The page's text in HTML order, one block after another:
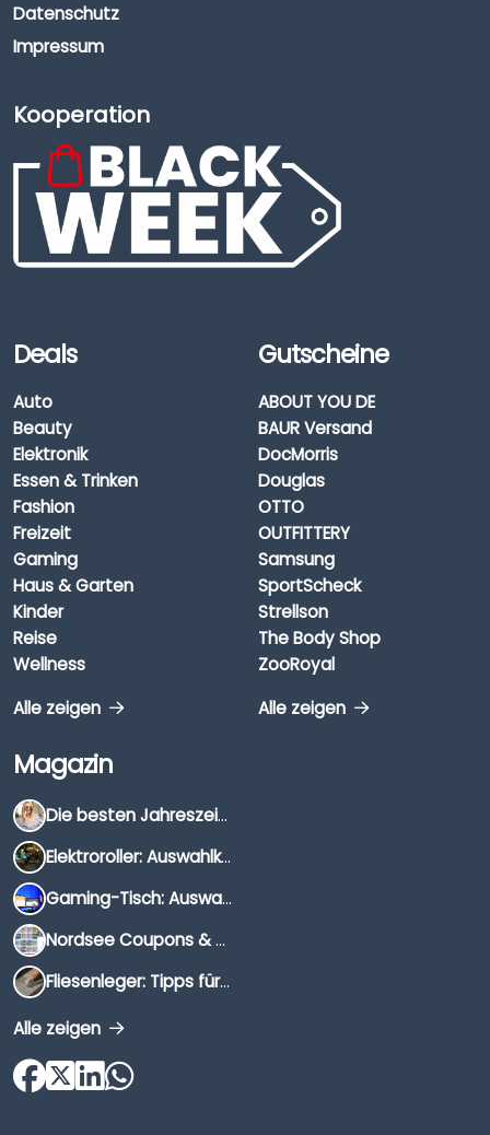
Datenschutz
Impressum
Kooperation
Deals
Auto
Beauty
Elektronik
Essen & Trinken
Fashion
Freizeit
Gaming
Haus & Garten
Kinder
Reise
Wellness
Alle zeigen
Gutscheine
ABOUT YOU DE
BAUR Versand
DocMorris
Douglas
OTTO
OUTFITTERY
Samsung
SportScheck
Strellson
The Body Shop
ZooRoyal
Alle zeigen
Magazin
Die besten Jahreszeiten für Schnäppchenjäger
Elektroroller: Auswahlkriterien, Unterschiede & Tipps
Gaming-Tisch: Auswahlkriterien, Unterschiede & Tipps
Nordsee Coupons & Gutscheine 2026
Fliesenleger: Tipps für die Auswahl
Alle zeigen